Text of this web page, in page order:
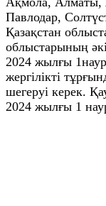
Павлодар,
Қазақстан
облыстарының
2024 жылғы
жергілікті
шегеруі керек.
2024 жылғы 1